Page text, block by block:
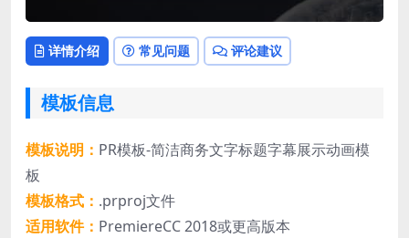
详情介绍 常见问题 评论建议
模板信息
模板说明： PR模板-简洁商务文字标题字幕展示动画模
板
模板格式： .prproj文件
适用软件： PremiereCC 2018或更高版本